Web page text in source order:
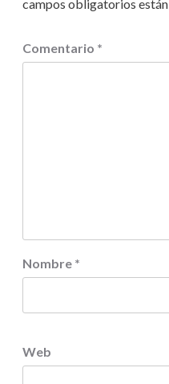
campos obligatorios
Comentario *
Nombre *
Web